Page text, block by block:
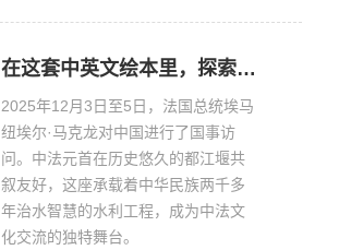
在这套中英文绘本里，探索千年治水智慧，感受文明交融
2025年12月3日至5日，法国总统埃马
纽埃尔·马克龙对中国进行了国事访
问。中法元首在历史悠久的都江堰共
叙友好，这座承载着中华民族两千多
年治水智慧的水利工程，成为中法文
化交流的独特舞台。